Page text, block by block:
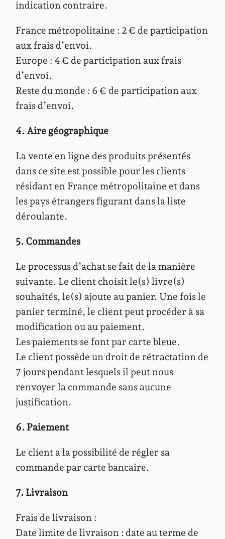
indication contraire.
France métropolitaine : 2 € de participation
aux frais d’envoi.
Europe : 4 € de participation aux frais
d’envoi.
Reste du monde : 6 € de participation aux
frais d’envoi.
4. Aire géographique
La vente en ligne des produits présentés
dans ce site est possible pour les clients
résidant en France métropolitaine et dans
les pays étrangers figurant dans la liste
déroulante.
5. Commandes
Le processus d’achat se fait de la manière
suivante. Le client choisit le(s) livre(s)
souhaités, le(s) ajoute au panier. Une fois le
panier terminé, le client peut procéder à sa
modification ou au paiement.
Les paiements se font par carte bleue.
Le client possède un droit de rétractation de
7 jours pendant lesquels il peut nous
renvoyer la commande sans aucune
justification.
6. Paiement
Le client a la possibilité de régler sa
commande par carte bancaire.
7. Livraison
Frais de livraison :
Date limite de livraison : date au terme de